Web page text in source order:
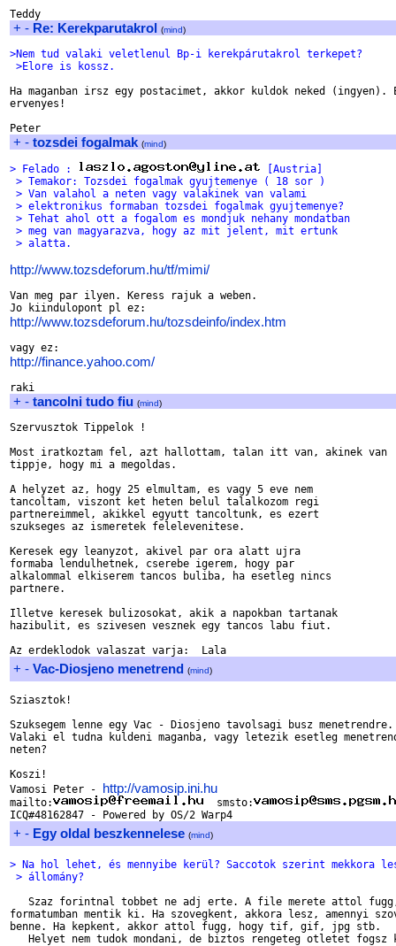
+ - Re: Kerekparutakrol (mind)
>Nem tud valaki veletlenul Bp-i kerekpárutakrol terkepet?
>Elore is kossz.
Ha maganban irsz egy postacimet, akkor kuldok neked (ingyen).
ervenyes!
+ - tozsdei fogalmak (mind)
> Felado :
[Austria]
> Temakor: Tozsdei fogalmak gyujtemenye ( 18 sor )
> Van valahol a neten vagy valakinek van valami
> elektronikus formaban tozsdei fogalmak gyujtemenye?
> Tehat ahol ott a fogalom es mondjuk nehany mondatban
> meg van magyarazva, hogy az mit jelent, mit ertunk
> alatta.
http://www.tozsdeforum.hu/tf/mimi/
Van meg par ilyen. Keress rajuk a weben.
http://www.tozsdeforum.hu/tozsdeinfo/index.htm
http://finance.yahoo.com/
+ - tancolni tudo fiu (mind)
Szervusztok Tippelok !
Most iratkoztam fel, azt hallottam, talan itt van, akinek van
tippje, hogy mi a megoldas.
A helyzet az, hogy 25 elmultam, es vagy 5 eve nem
tancoltam, viszont ket heten belul talalkozom regi
partnereimmel, akikkel egyutt tancoltunk, es ezert
szukseges az ismeretek felelevenitese.
Keresek egy leanyzot, akivel par ora alatt ujra
formaba lendulhetnek, cserebe igerem, hogy par
alkalommal elkiserem tancos buliba, ha esetleg nincs
partnere.
Illetve keresek bulizosokat, akik a napokban tartanak
hazibulit, es szivesen vesznek egy tancos labu fiut.
+ - Vac-Diosjeno menetrend (mind)
Sziasztok!
Szuksegem lenne egy Vac - Diosjeno tavolsagi busz menetrendre.
Valaki el tudna kuldeni maganba, vagy letezik esetleg
neten?
Koszi!
Vamosi Peter - http://vamosip.ini.hu
mailto:
  smsto:
+ - Egy oldal beszkennelese (mind)
> Na hol lehet, és mennyibe kerül? Saccotok szerint mekkora
> állomány?
Szaz forintnal tobbet ne adj erte. A file merete attol
formatumban mentik ki. Ha szovegkent, akkora lesz, amennyi
benne. Ha kepkent, akkor attol fugg, hogy tif, gif, jpg stb.
Helyet nem tudok mondani, de biztos rengeteg otletet fogsz